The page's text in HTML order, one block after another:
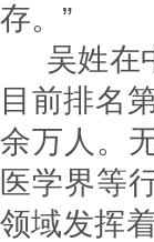
存。
吴姓在
目前排名
余万人。
医学界等
领域发挥